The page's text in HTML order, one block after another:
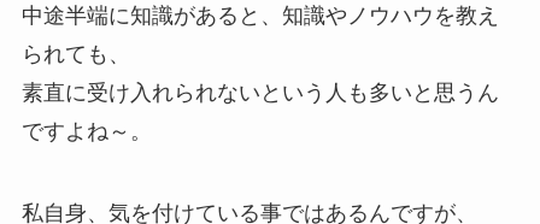
中途半端に知識があると、知識やノウハウを教え
られても、
素直に受け入れられないという人も多いと思うん
ですよね～。
私自身、気を付けている事ではあるんですが、